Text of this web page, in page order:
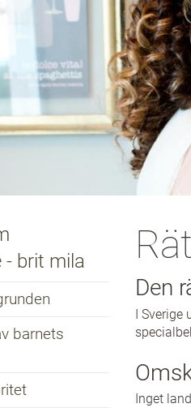
- brit mila
barnets
Den
I Sverige
Inget